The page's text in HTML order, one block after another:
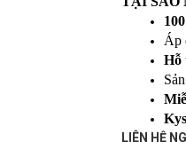
Áp
Hỗ
LIÊN HỆ